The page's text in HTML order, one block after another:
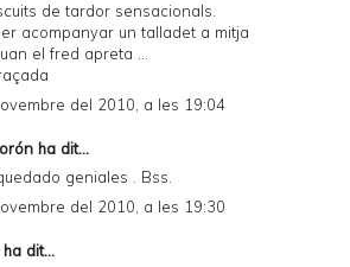
de tardor sensacionals.
acompanyar un talladet a mitja
el fred apreta ...
del 2010, a les 19:04
ha dit...
geniales . Bss.
del 2010, a les 19:30
ha dit...